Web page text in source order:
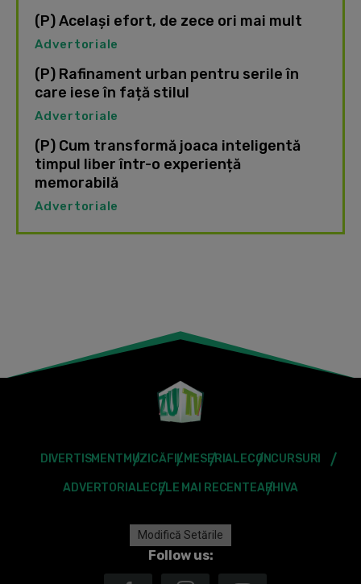
(P) Același efort, de zece ori mai mult
Advertoriale
(P) Rafinament urban pentru serile în
care iese în față stilul
Advertoriale
(P) Cum transformă joaca inteligentă
timpul liber într-o experiență
memorabilă
Advertoriale
DIVERTISMENT MUZICĂFILMESERIALECONCURSURI
ADVERTORIALECELE MAI RECENTEARHIVA
Modifică Setările
Follow us: